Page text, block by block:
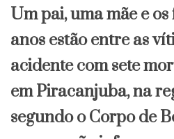
Um pai, uma mãe e os
anos estão entre as
acidente com sete
em Piracanjuba, na
segundo o Corpo de